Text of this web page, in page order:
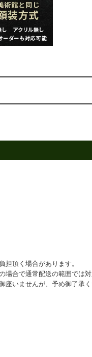
担頂く場合があります。
場合で通常配送の範囲では
座いませんが、予め御了承